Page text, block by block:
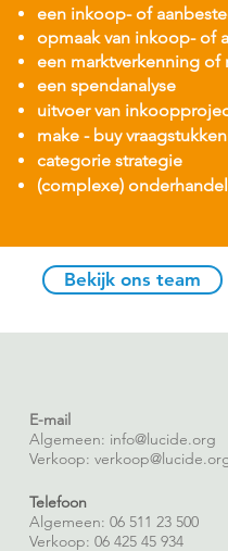
een inkoop- of
opmaak van inkoop- of
een marktverkenning of
een spendanalyse
uitvoer van
make - buy vraagstukken
categorie strategie
(complexe)
Bekijk ons team
E-mail
Algemeen: info@lucide.org
Verkoop:
Telefoon
Algemeen: 06 511 23 500
Verkoop: 06 425 45 934